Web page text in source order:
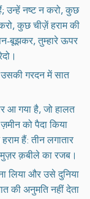
उन्हें नष्ट न करो, कुछ
कुछ चीज़ें हराम की
बूझकर, तुम्हारे ऊपर
उसकी गरदन में सात
आ गया है, जो हालत
को पैदा किया
हैं: तीन लगातार
क़बीले का रजब।
लिया और उसे दुनिया
की अनुमति नहीं देता